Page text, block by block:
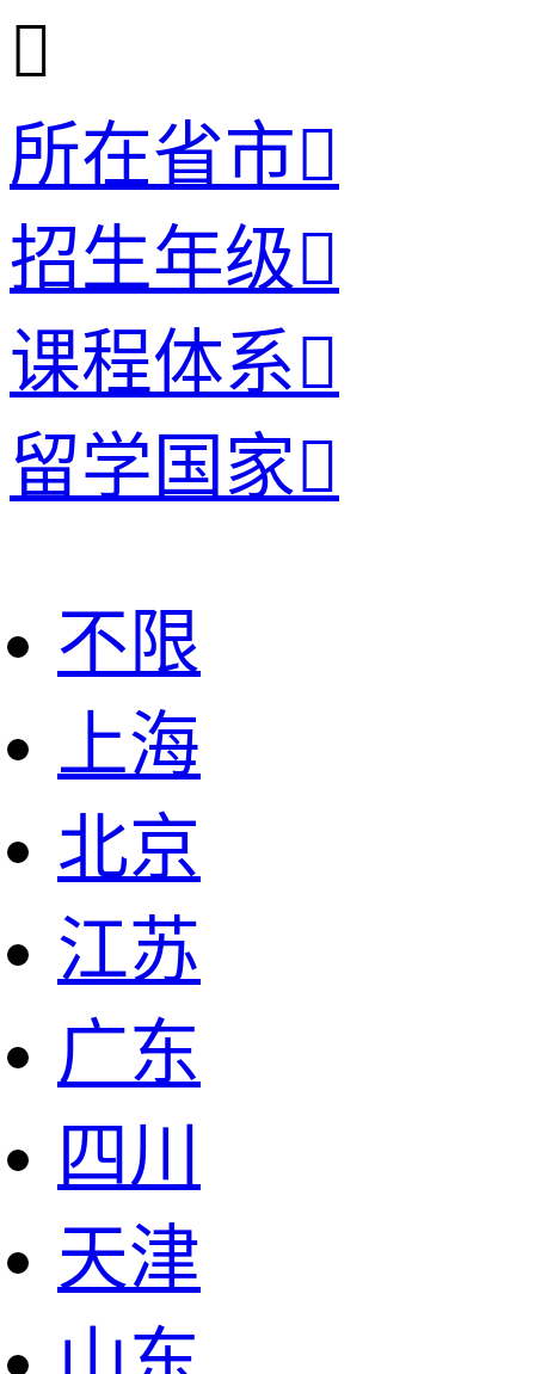

所在省市
招生年级
课程体系
留学国家
不限
上海
北京
江苏
广东
四川
天津